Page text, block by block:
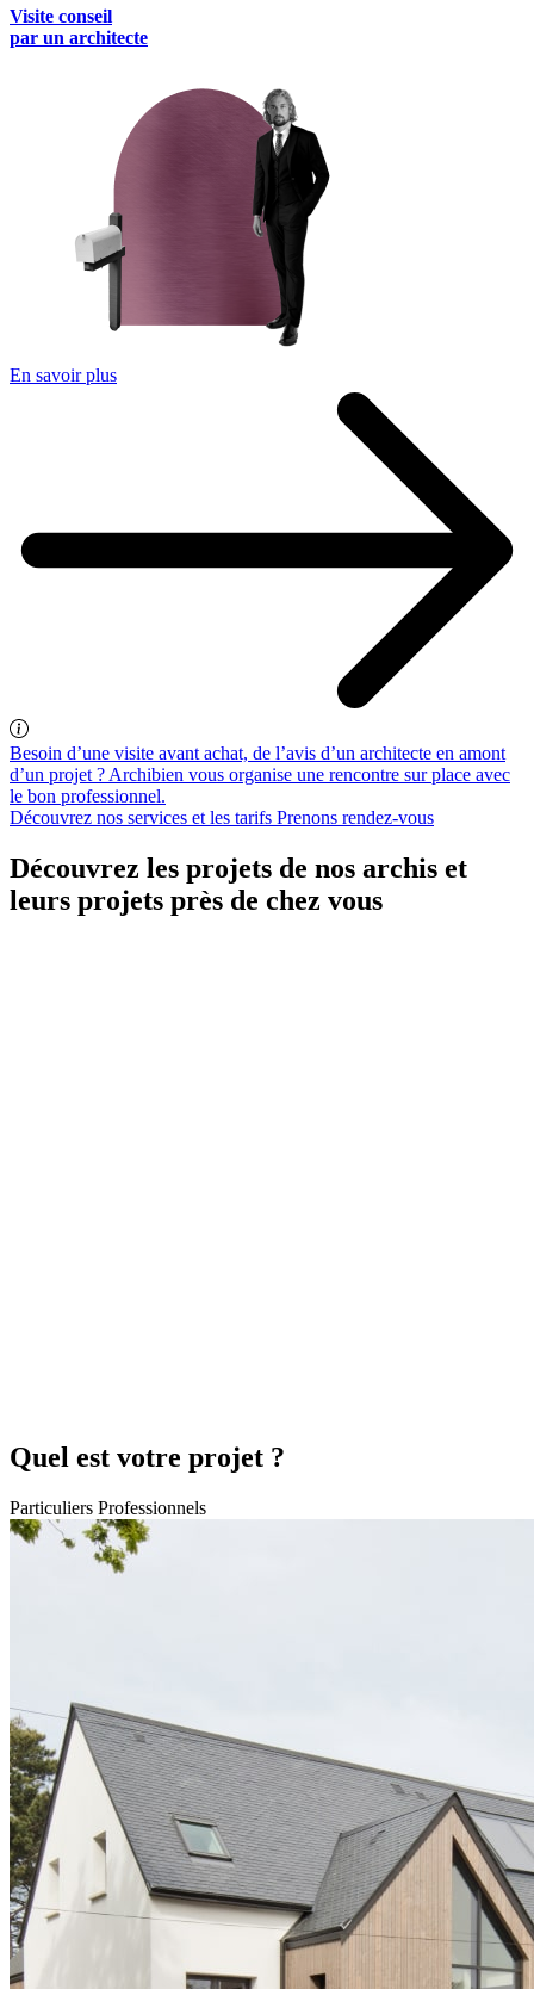
Visite conseil
par un architecte
En savoir plus
Besoin d’une visite avant achat, de l’avis d’un architecte en amont
d’un projet ? Archibien vous organise une rencontre sur place avec
le bon professionnel.
Découvrez nos services et les tarifs Prenons rendez-vous
Découvrez les projets de nos archis et
leurs projets près de chez vous
Quel est votre projet ?
Particuliers Professionnels